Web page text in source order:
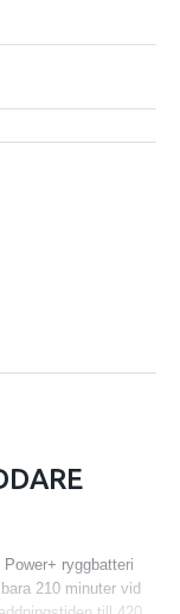
ryggbatteri
210 minuter vid